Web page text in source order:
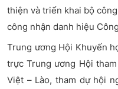
thiện và triển khai bộ
công nhận danh hiệu
Trung ương Hội Khuyến
trực Trung ương Hội
Việt – Lào, tham dự hội